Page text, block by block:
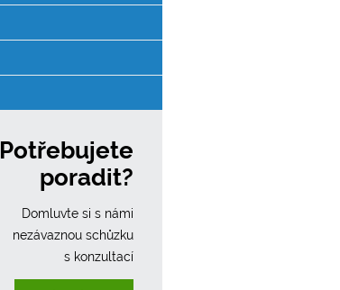
Potřebujete
poradit?
Domluvte si s námi
nezávaznou schůzku
s konzultací